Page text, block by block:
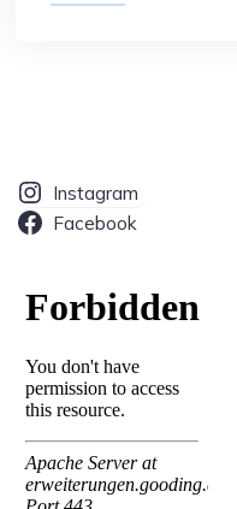
Instagram
Facebook